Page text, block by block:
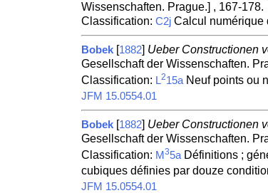
Wissenschaften. Prague.] , 167-178.
Classification: C2jCalcul numérique
Bobek [1882] Ueber Constructionen
Gesellschaft der Wissenschaften.
Classification: L215aNeuf points ou
JFM 15.0554.01
Bobek [1882] Ueber Constructionen
Gesellschaft der Wissenschaften.
Classification: M 35aDéfinitions ;
cubiques définies par douze
JFM 15.0554.01